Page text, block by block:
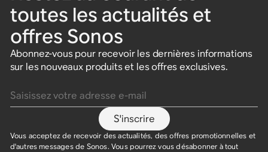
toutes les actualités et
offres Sonos
Abonnez-vous pour recevoir les dernières informations
sur les nouveaux produits et les offres exclusives.
S'inscrire
Vous acceptez de recevoir des actualités, des offres promotionnelles et
d'autres messages de Sonos. Vous pourrez vous désabonner à tout